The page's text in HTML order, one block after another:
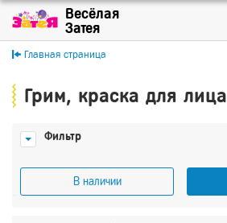
Главная страница
Грим, краска для лица
Фильтр
В наличии